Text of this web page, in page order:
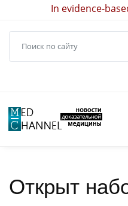
In evidence-
Открыт